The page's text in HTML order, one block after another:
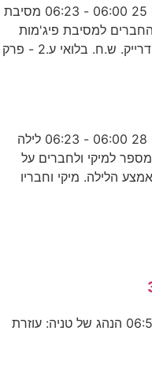
מועדון החברים של מיקי מאוס+ - פרק 25 06:00 - 06:23 מסיבת
למסיבת פיג'מות
במועדון החדש שלו שיצר פרופסור פון דרייק. ש.ח. בלואי ע.2 - פרק
מועדון החברים של מיקי מאוס+ - פרק 28 06:00 - 06:23 לילה
למיקי ולחברים על
הלילה. מיקי וחבריו